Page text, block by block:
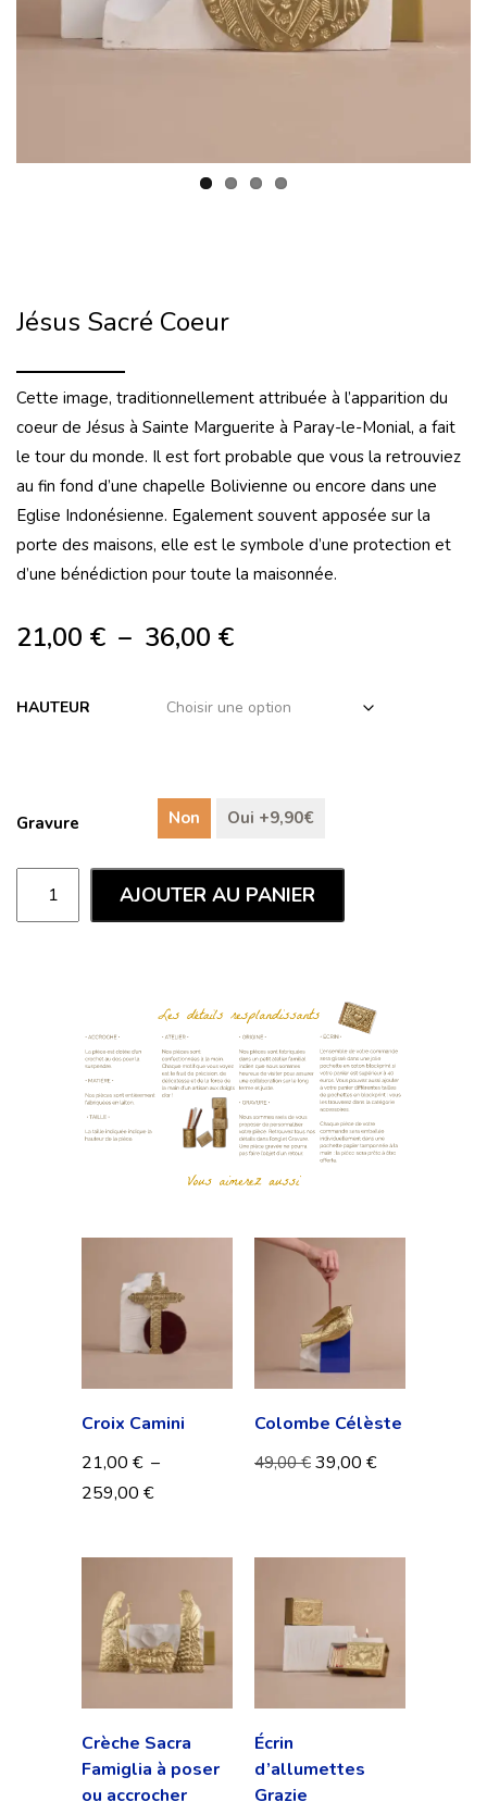
Jésus Sacré Coeur
Cette image, traditionnellement attribuée à l’apparition du
coeur de Jésus à Sainte Marguerite à Paray-le-Monial, a fait
le tour du monde. Il est fort probable que vous la retrouviez
au fin fond d’une chapelle Bolivienne ou encore dans une
Eglise Indonésienne. Egalement souvent apposée sur la
porte des maisons, elle est le symbole d’une protection et
d’une bénédiction pour toute la maisonnée.
21,00 € – 36,00 €
HAUTEUR
Gravure Non Oui +9,90€
AJOUTER AU PANIER
Croix Camini
21,00 € –
259,00 €
Colombe Célèste
49,00€ 39,00 €
Crèche Sacra
Famiglia à poser
ou accrocher
Écrin
d’allumettes
Grazie